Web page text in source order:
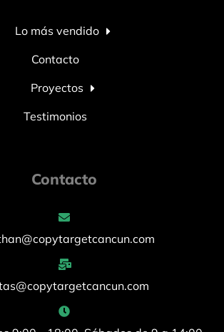
Lo más vendido
Contacto
Proyectos
Testimonios
Contacto